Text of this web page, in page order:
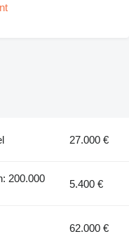
27.000 €
200.000
5.400 €
62.000 €